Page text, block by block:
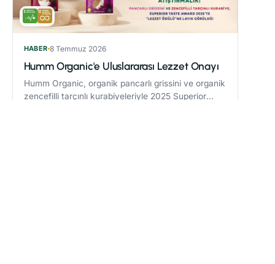
HABER 8 Temmuz 2026
Humm Organic'e Uluslararası Lezzet Onayı
Humm Organic, organik pancarlı grissini ve organik
zencefilli tarçınlı kurabiyeleriyle 2025 Superior